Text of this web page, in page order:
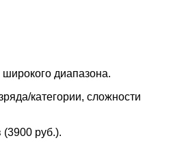
диапазона.
категории, сложности
руб.).